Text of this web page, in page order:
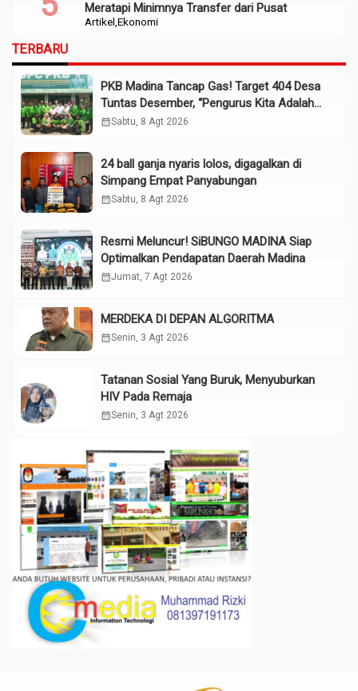
Artikel Ekonomi
Meratapi Minimnya Transfer dari Pusat
TERBARU
PKB Madina Tancap Gas! Target 404 Desa
Tuntas Desember, “Pengurus Kita Adalah
Tokoh”
calendar_monthSabtu, 8 Agt 2026
24 ball ganja nyaris lolos, digagalkan di
Simpang Empat Panyabungan
calendar_monthSabtu, 8 Agt 2026
Resmi Meluncur! SiBUNGO MADINA Siap
Optimalkan Pendapatan Daerah Madina
calendar_monthJumat, 7 Agt 2026
MERDEKA DI DEPAN ALGORITMA
calendar_monthSenin, 3 Agt 2026
Tatanan Sosial Yang Buruk, Menyuburkan
HIV Pada Remaja
calendar_monthSenin, 3 Agt 2026